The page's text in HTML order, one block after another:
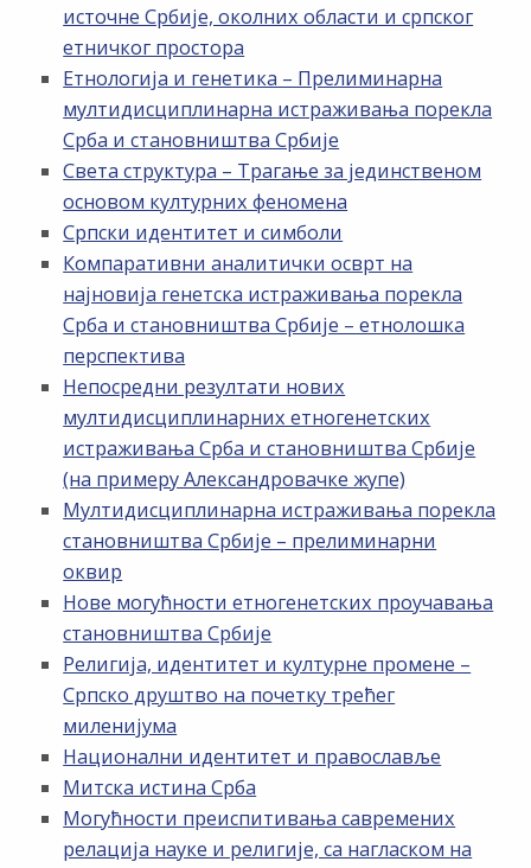
источне Србије, околних области и српског
етничког простора
Етнологија и генетика – Прелиминарна
мултидисциплинарна истраживања порекла
Срба и становништва Србије
Света структура – Трагање за јединственом
основом културних феномена
Српски идентитет и симболи
Компаративни аналитички осврт на
најновија генетска истраживања порекла
Срба и становништва Србије – етнолошка
перспектива
Непосредни резултати нових
мултидисциплинарних етногенетских
истраживања Срба и становништва Србије
(на примеру Александровачке жупе)
Мултидисциплинарна истраживања порекла
становништва Србије – прелиминарни
оквир
Нове могућности етногенетских проучавања
становништва Србије
Религија, идентитет и културне промене –
Српско друштво на почетку трећег
миленијума
Национални идентитет и православље
Митска истина Срба
Могућности преиспитивања савремених
релација науке и религије, са нагласком на